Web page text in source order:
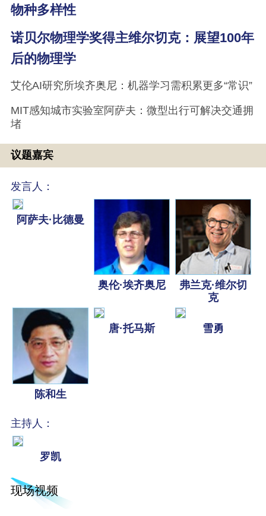
物种多样性
诺贝尔物理学奖得主维尔切克：展望100年
后的物理学
艾伦AI研究所埃齐奥尼：机器学习需积累更多“常识”
MIT感知城市实验室阿萨夫：微型出行可解决交通拥
堵
议题嘉宾
发言人：
阿萨夫·比德曼
奥伦·埃齐奥尼
弗兰克·维尔切
克
陈和生
唐·托马斯 雪勇
主持人：
罗凯
现场视频